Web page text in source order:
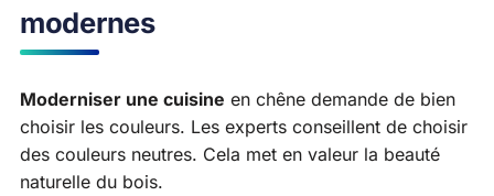
modernes
Moderniser une cuisine en chêne demande de bien
choisir les couleurs. Les experts conseillent de choisir
des couleurs neutres. Cela met en valeur la beauté
naturelle du bois.